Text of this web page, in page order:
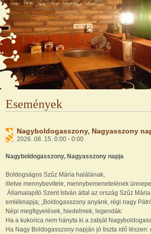
Események
Nagyboldogasszony, Nagyasszony
2026. 08. 15. 0:00 - 0:00
Nagyboldogasszony, Nagyasszony napja
Boldogságos Szűz Mária halálának,
illetve mennybevitele, mennybemenetelének
Államalapító Szent István által az ország Szűz
emléknapja; „Boldogasszony anyánk, régi nagy
Népi megfigyelések, hiedelmek, legendák:
Ha a kukorica nem hányta ki a zabját
Ha Nagy Boldogasszony napján jó tiszta idő lészen: